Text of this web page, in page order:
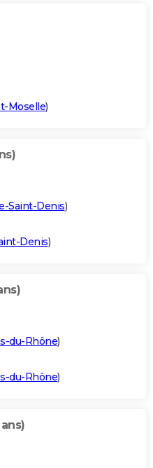
Moselle)
Saint-Denis)
Denis)
du-Rhône)
du-Rhône)